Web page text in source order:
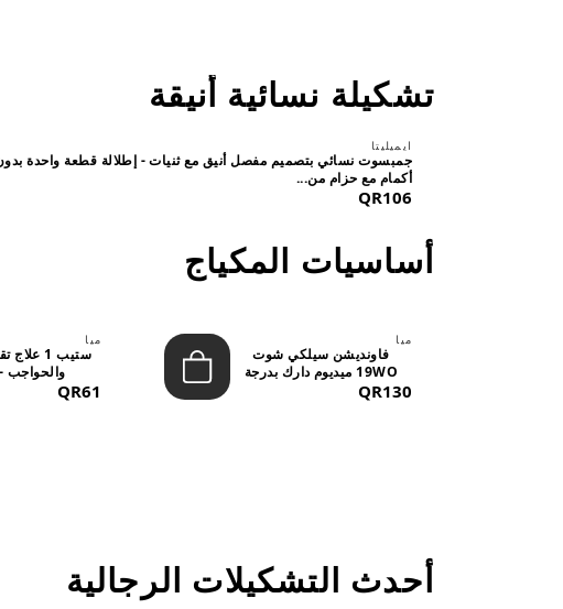
تشكيلة نسائية أنيقة
ايميليتا
جمبسوت نسائي بتصميم مفصل أنيق مع ثنيات - إطلالة قطعة واحدة
أكمام مع حزام من...
QR106
أساسيات المكياج
ميا
فاونديشن سيلكي شوت
19WO ميديوم دارك بدرجة
QR130
ميا
ستيب 1
والحواجب – 12
QR61
أحدث التشكيلات الرجالية